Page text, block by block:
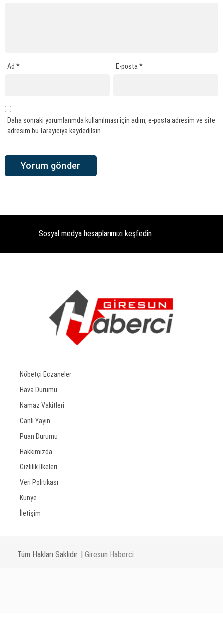
Ad * E-posta*
Daha sonraki yorumlarımda kullanılması için adım, e-posta adresim ve site
adresim bu tarayıcıya kaydedilsin.
Sosyal medya hesaplarımızı keşfedin
Nöbetçi Eczaneler
Hava Durumu
Namaz Vakitleri
Canlı Yayın
Puan Durumu
Hakkımızda
Gizlilik İlkeleri
Veri Politikası
Künye
İletişim
Tüm Hakları Saklıdır. | Giresun Haberci